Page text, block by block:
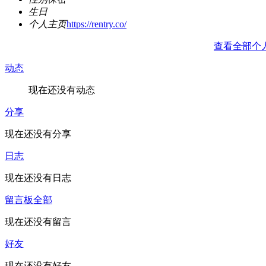
生日
个人主页https://rentry.co/
查看全部个
动态
现在还没有动态
分享
现在还没有分享
日志
现在还没有日志
留言板全部
现在还没有留言
好友